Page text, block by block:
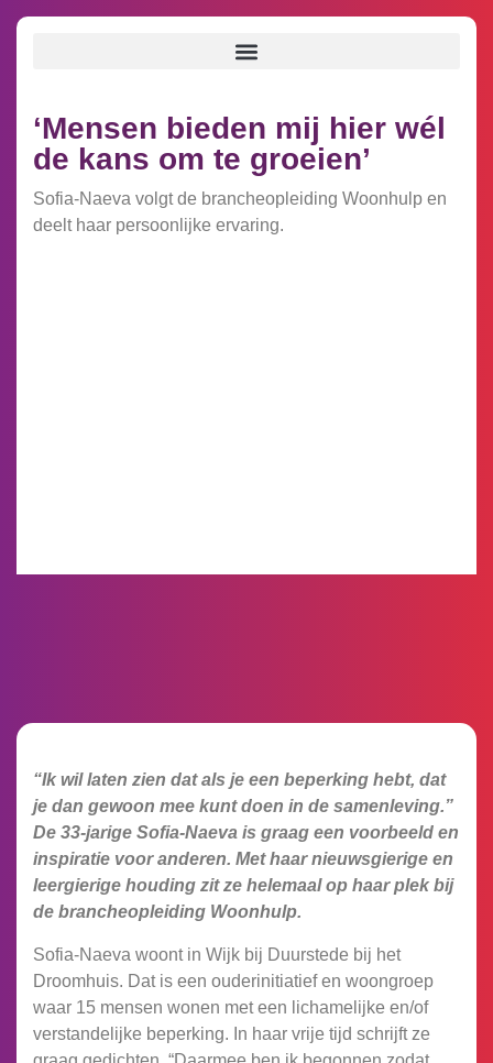
‘Mensen bieden mij hier wél
de kans om te groeien’
Sofia-Naeva volgt de brancheopleiding Woonhulp en
deelt haar persoonlijke ervaring.
“Ik wil laten zien dat als je een beperking hebt, dat
je dan gewoon mee kunt doen in de samenleving.”
De 33-jarige Sofia-Naeva is graag een voorbeeld en
inspiratie voor anderen. Met haar nieuwsgierige en
leergierige houding zit ze helemaal op haar plek bij
de brancheopleiding Woonhulp.
Sofia-Naeva woont in Wijk bij Duurstede bij het
Droomhuis. Dat is een ouderinitiatief en woongroep
waar 15 mensen wonen met een lichamelijke en/of
verstandelijke beperking. In haar vrije tijd schrijft ze